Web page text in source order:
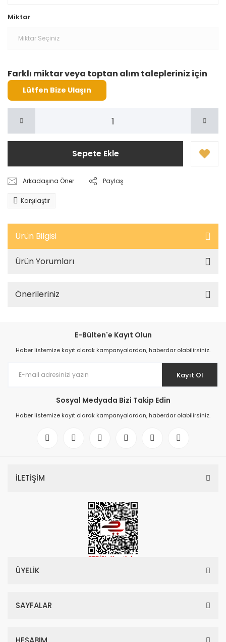
Miktar
Farklı miktar veya toptan alım talepleriniz için
Lütfen Bize Ulaşın
Sepete Ekle
Arkadaşına Öner Paylaş
Karşılaştır
Ürün Bilgisi
Ürün Yorumları
Önerileriniz
E-Bülten'e Kayıt Olun
Haber listemize kayıt olarak kampanyalardan, haberdar olabilirsiniz.
Kayıt Ol
Sosyal Medyada Bizi Takip Edin
Haber listemize kayıt olarak kampanyalardan, haberdar olabilirsiniz.
İLETİŞİM
ÜYELİK
SAYFALAR